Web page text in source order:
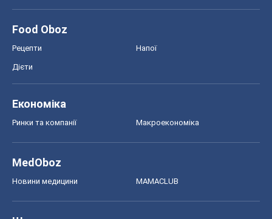
Food Oboz
Рецепти Напої
Дієти
Економіка
Ринки та компанії Макроекономіка
MedOboz
Новини медицини MAMACLUB